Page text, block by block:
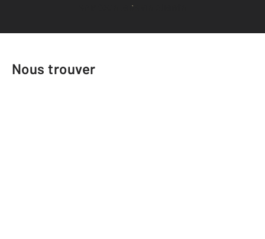
Voir tous les avis clients
Nous trouver